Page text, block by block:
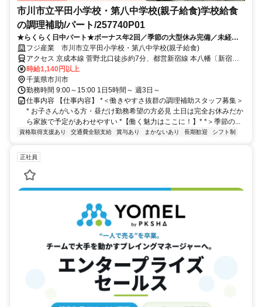
市川市立平田小学校・第八中学校(親子給食)学校給食
の調理補助/パート/257740P01
★らくらく日中パート★ボーナス年2回／季節の大型休み完備／未経験
歓迎／給食が格安で食べられる！
フジ産業 市川市立平田小学校・第八中学校(親子給食)
アクセス 京成本線 菅野北口徒歩約7分、都営新宿線 本八幡〔新宿
線〕A3口徒歩約11分、ＪＲ総武本線 本八幡〔ＪＲ〕北口徒歩約13分
時給1,140円以上
千葉県市川市
勤務時間 9:00～15:00 1日5時間～ 週3日～
仕事内容 【仕事内容】 *＜働きやすさ抜群の調理補助スタッフ募集＞
* お子さんがいる方・昼だけ勤務希望の方必見 土日は完全お休みだか
ら家族で予定があわせやすい *【働く魅力はここに！】* *＞季節の...
資格取得支援あり 交通費全額支給 賞与あり まかないあり 長期歓迎 シフト制
正社員